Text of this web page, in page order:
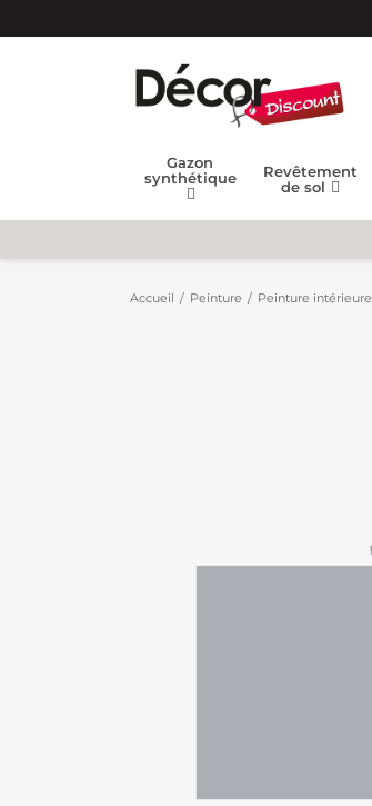
Gazon
synthétique
Revêtement
de sol
Accueil Peinture Peinture intérieure